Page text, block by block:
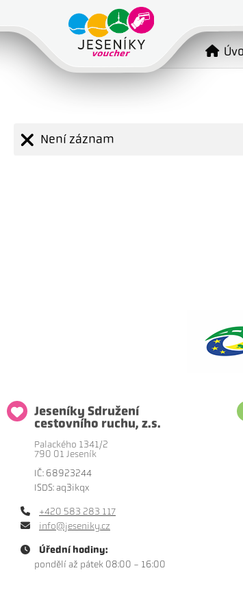
Není záznam
Jeseníky Sdružení
cestovního ruchu, z.s.
Palackého 1341/2
790 01 Jeseník
IČ: 68923244
ISDS: aq3ikqx
+420 583 283 117
info@jeseniky.cz
Úřední hodiny:
pondělí až pátek 08:00 - 16:00